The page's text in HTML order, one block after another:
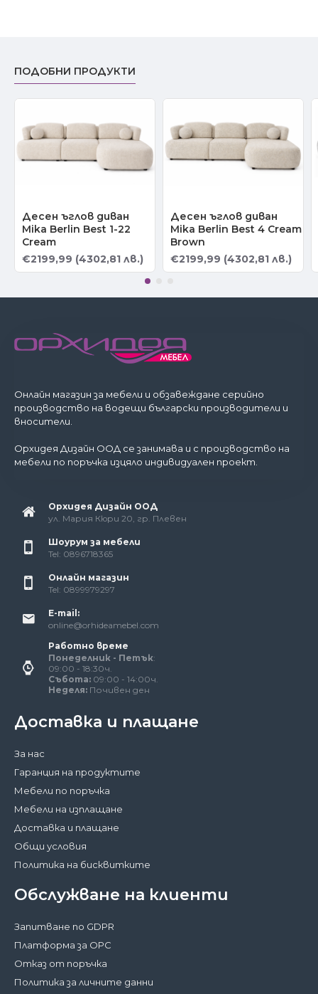
ПОДОБНИ ПРОДУКТИ
Десен ъглов диван
Mika Berlin Best 1-22
Cream
€2199,99 (4302,81 лв.)
Десен ъглов диван
Mika Berlin Best 4 Cream
Brown
€2199,99 (4302,81 лв.)
Онлайн магазин за мебели и обзавеждане серийно
производство на водещи български производители и
вносители.
Орхидея Дизайн ООД се занимава и с производство на
мебели по поръчка изцяло индивидуален проект.
Орхидея Дизайн ООД
ул. Мария Кюри 20, гр. Плевен
Шоурум за мебели
Tel: 0896718365
Онлайн магазин
Tel: 0899979297
E-mail:
online@orhideamebel.com
Работно време
Понеделник - Петък:
09:00 - 18:30ч.
Събота: 09:00 - 14:00ч.
Неделя: Почивен ден
Доставка и плащане
За нас
Гаранция на продуктите
Мебели по поръчка
Мебели на изплащане
Доставка и плащане
Общи условия
Политика на бисквитките
Обслужване на клиенти
Запитване по GDPR
Платформа за ОРС
Отказ от поръчка
Политика за личните данни